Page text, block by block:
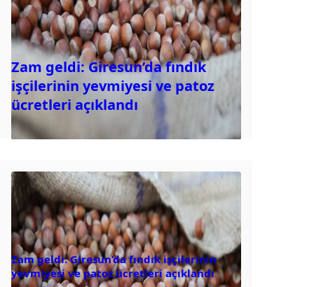
Zam geldi: Giresun’da fındık
işçilerinin yevmiyesi ve patoz
ücretleri açıklandı
Zam geldi: Giresun’da fındık işçilerinin
yevmiyesi ve patoz ücretleri açıklandı